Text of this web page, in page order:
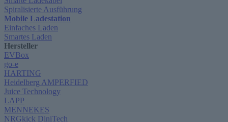
Spiralisierte Ausführung
Mobile Ladestation
Einfaches Laden
Smartes Laden
Hersteller
EVBox
go-e
HARTING
Heidelberg AMPERFIED
Juice Technology
LAPP
MENNEKES
NRGkick DiniTech